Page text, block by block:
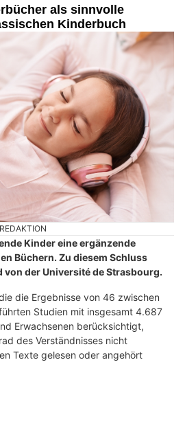
als sinnvolle
Kinderbuch
Kinder eine ergänzende
Büchern. Zu diesem Schluss
von der Université de Strasbourg.
die Ergebnisse von 46 zwischen
Studien mit insgesamt 4.687
Erwachsenen berücksichtigt,
des Verständnisses nicht
Texte gelesen oder angehört